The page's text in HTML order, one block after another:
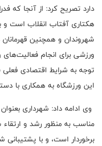
هکتاری آفتاب انقلاب است و
شهروندان و همچنین
ورزشی برای انجام
توجه به شرایط اقتصادی فعلی
این ورزشگاه به همکاری با
وی ادامه داد: شهرداری
مناسب به منظور رشد و
برخوردار است، و با